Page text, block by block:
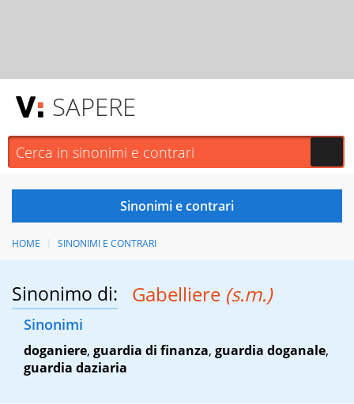
SAPERE
HOME SINONIMI E CONTRARI
Sinonimo di: Gabelliere (s.m.)
Sinonimi
doganiere, guardia di finanza, guardia doganale,
guardia daziaria